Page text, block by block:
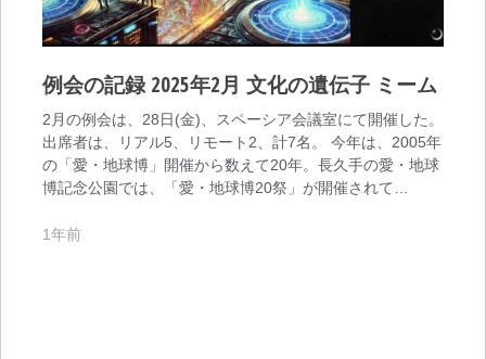
例会の記録 2025年2月 文化の遺伝子 ミーム
2月の例会は、28日(金)、スペーシア会議室にて開催した。
出席者は、リアル5、リモート2、計7名。 今年は、2005年
の「愛・地球博」開催から数えて20年。長久手の愛・地球
博記念公園では、「愛・地球博20祭」が開催されて…
1年前